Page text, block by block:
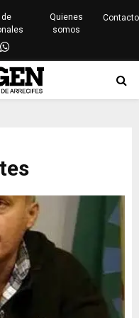
de
Quienes
somos
Contacto
Whatsapp